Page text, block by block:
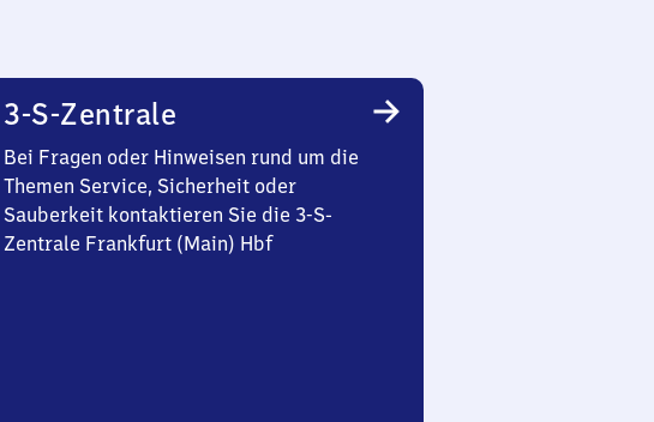
3-S-Zentrale
Bei Fragen oder Hinweisen rund um die
Themen Service, Sicherheit oder
Sauberkeit kontaktieren Sie die 3-S-
Zentrale Frankfurt (Main) Hbf